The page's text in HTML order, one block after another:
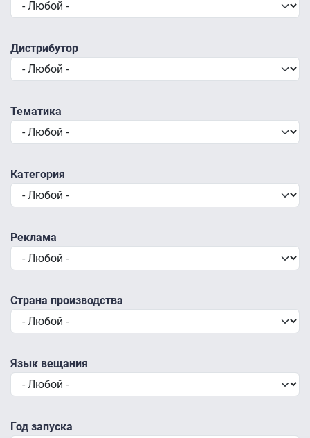
Дистрибутор
Тематика
Категория
Реклама
Страна производства
Язык вещания
Год запуска